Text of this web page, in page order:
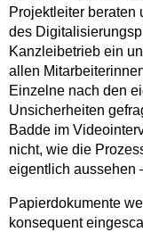
Projektleiter beraten
des
Kanzleibetrieb ein
allen
Einzelne nach den
Unsicherheiten
Badde im
nicht, wie die
eigentlich aussehen
Papierdokumente
konsequent